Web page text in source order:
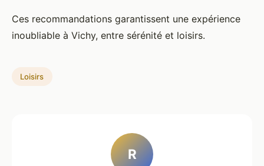
Ces recommandations garantissent une expérience
inoubliable à Vichy, entre sérénité et loisirs.
Loisirs
R